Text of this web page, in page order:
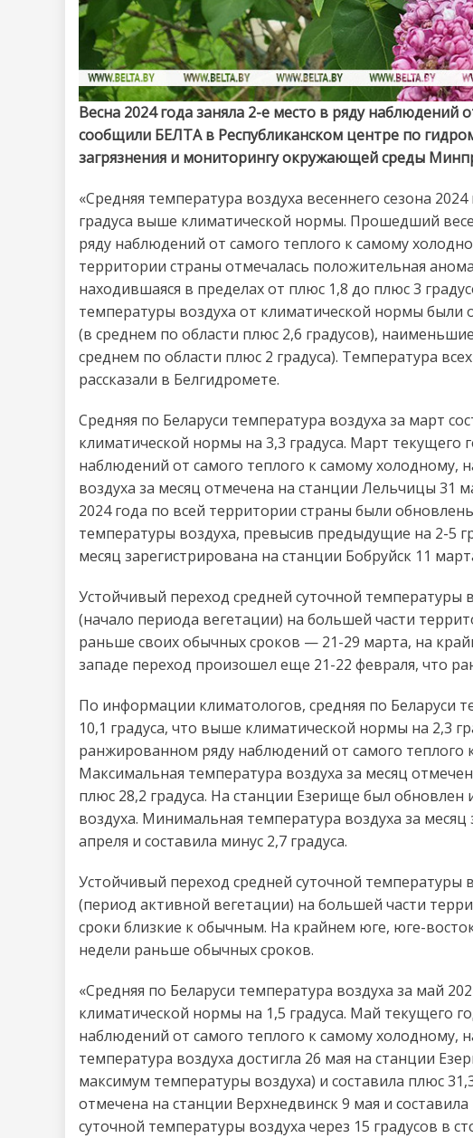
Весна 2024 года заняла 2-е место в ряду наблюдений
сообщили БЕЛТА в Республиканском центре по
загрязнения и мониторингу окружающей среды
«Средняя температура воздуха весеннего сезона
градуса выше климатической нормы. Прошедший
ряду наблюдений от самого теплого к самому
территории страны отмечалась положительная
находившаяся в пределах от плюс 1,8 до плюс 3
температуры воздуха от климатической нормы были
(в среднем по области плюс 2,6 градусов),
среднем по области плюс 2 градуса). Температура
рассказали в Белгидромете.
Средняя по Беларуси температура воздуха за март
климатической нормы на 3,3 градуса. Март текущего
наблюдений от самого теплого к самому холодному,
воздуха за месяц отмечена на станции Лельчицы 31
2024 года по всей территории страны были
температуры воздуха, превысив предыдущие на 2-5
месяц зарегистрирована на станции Бобруйск 11
Устойчивый переход средней суточной температуры
(начало периода вегетации) на большей части
раньше своих обычных сроков — 21-29 марта, на
западе переход произошел еще 21-22 февраля, что
По информации климатологов, средняя по Беларуси
10,1 градуса, что выше климатической нормы на 2,3
ранжированном ряду наблюдений от самого теплого
Максимальная температура воздуха за месяц
плюс 28,2 градуса. На станции Езерище был
воздуха. Минимальная температура воздуха за
апреля и составила минус 2,7 градуса.
Устойчивый переход средней суточной температуры
(период активной вегетации) на большей части
сроки близкие к обычным. На крайнем юге, юге-
недели раньше обычных сроков.
«Средняя по Беларуси температура воздуха за май
климатической нормы на 1,5 градуса. Май текущего
наблюдений от самого теплого к самому холодному,
температура воздуха достигла 26 мая на станции
максимум температуры воздуха) и составила плюс
отмечена на станции Верхнедвинск 9 мая и
суточной температуры воздуха через 15 градусов в